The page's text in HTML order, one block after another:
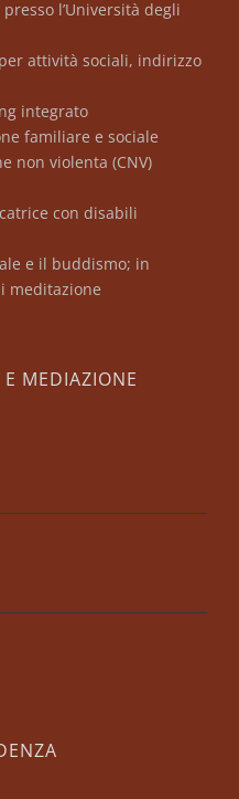
l’Università degli
attività sociali, indirizzo
integrato
familiare e sociale
non violenta (CNV)
con disabili
e il buddismo; in
meditazione
MEDIAZIONE